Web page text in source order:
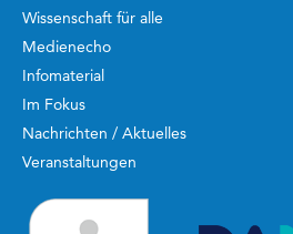
Wissenschaft für alle
Medienecho
Infomaterial
Im Fokus
Nachrichten / Aktuelles
Veranstaltungen